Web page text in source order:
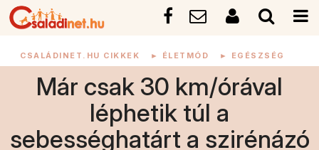
CSALÁDINET.HU CIKKEK ► ÉLETMÓD ► EGÉSZSÉG
Már csak 30 km/órával
léphetik túl a
sebességhatárt a szirénázó